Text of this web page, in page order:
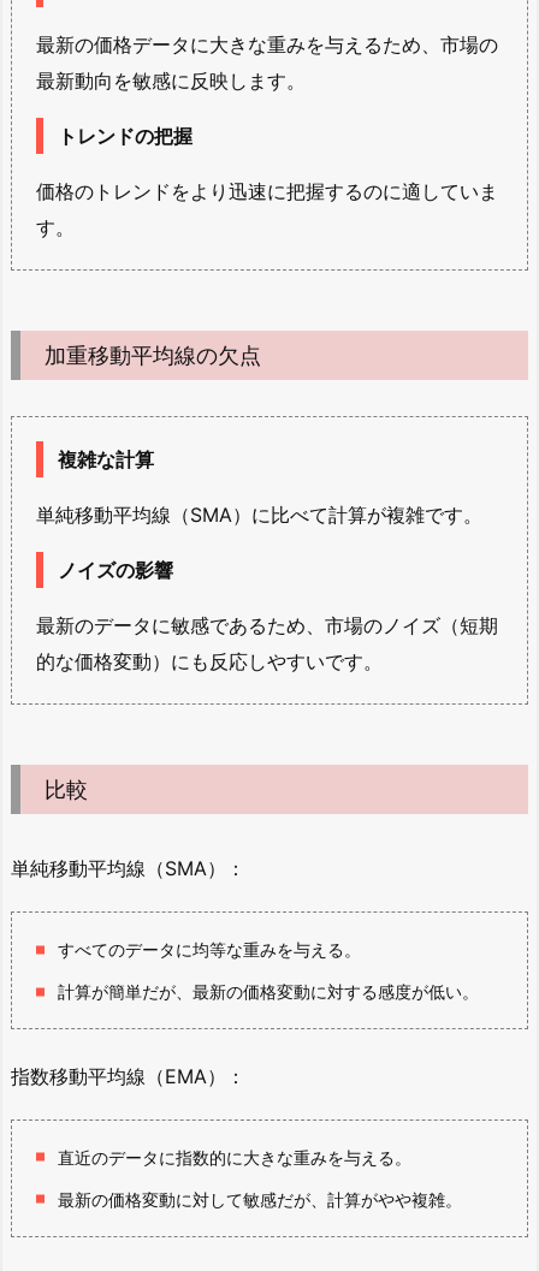
最新の価格データに大きな重みを与えるため、市場の
最新動向を敏感に反映します。
トレンドの把握
価格のトレンドをより迅速に把握するのに適していま
す。
加重移動平均線の欠点
複雑な計算
単純移動平均線（SMA）に比べて計算が複雑です。
ノイズの影響
最新のデータに敏感であるため、市場のノイズ（短期
的な価格変動）にも反応しやすいです。
比較
単純移動平均線（SMA）：
すべてのデータに均等な重みを与える。
計算が簡単だが、最新の価格変動に対する感度が低い。
指数移動平均線（EMA）：
直近のデータに指数的に大きな重みを与える。
最新の価格変動に対して敏感だが、計算がやや複雑。